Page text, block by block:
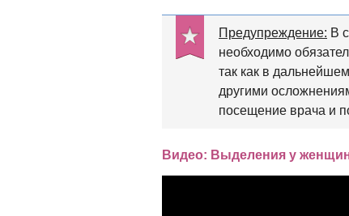
Предупреждение: В
необходимо
так как в
другими
посещение врача и
Видео: Выделения у